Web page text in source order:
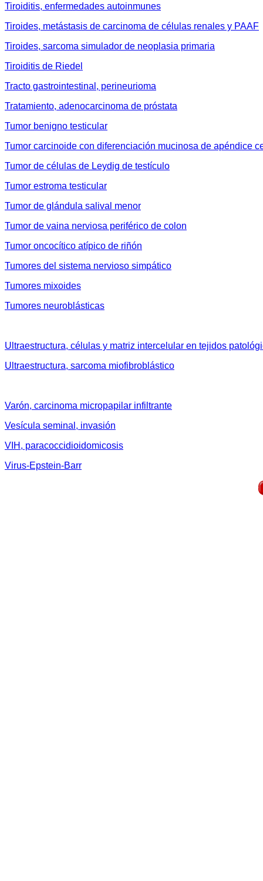
Tiroiditis, enfermedades autoinmunes
Tiroides, metástasis de carcinoma de células renales y PAAF
Tiroides, sarcoma simulador de neoplasia primaria
Tiroiditis de Riedel
Tracto gastrointestinal, perineurioma
Tratamiento, adenocarcinoma de próstata
Tumor benigno testicular
Tumor carcinoide con diferenciación mucinosa de apéndice
Tumor de células de Leydig de testículo
Tumor estroma testicular
Tumor de glándula salival menor
Tumor de vaina nerviosa periférico de colon
Tumor oncocítico atípico de riñón
Tumores del sistema nervioso simpático
Tumores mixoides
Tumores neuroblásticas
Ultraestructura, células y matriz intercelular en tejidos
Ultraestructura, sarcoma miofibroblástico
Varón, carcinoma micropapilar infiltrante
Vesícula seminal, invasión
VIH, paracoccidioidomicosis
Virus-Epstein-Barr